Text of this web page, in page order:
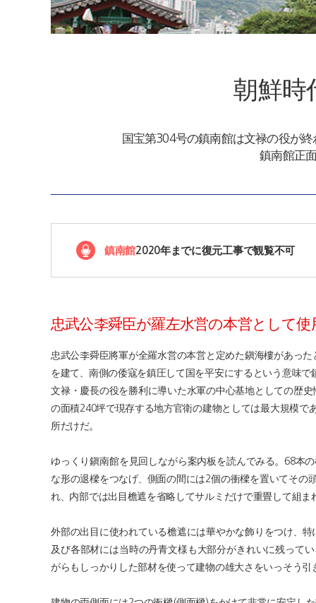
朝鮮時
国宝第304号の鎮南館は文禄の役が
鎮南館正
鎮南館2020年までに復元工事で観覧不可
忠武公李舜臣が羅左水営の本営として使
忠武公李舜臣將軍が全羅水営の本営と定めた鎭海樓があっ
を建て、南側の倭寇を鎮圧して国を平安にするという意味
文禄・慶長の役を勝利に導いた水軍の中心基地としての歴
の面積240坪で現存する地方官衛の建物としては最大規模で
所だけだ。
ゆっくり鎭南館を見回しながら案内板を読んでみる。68本
な形の退樑をつなげ、側面の間には2個の衝樑を置いてそ
れ、内部では出目檐遮を省略してサルミだけで重畳して組
外部の出目に使われている檐遮には華やかな飾りをつけ、
及び各部材には当時の丹青文様も大部分がきれいに残って
がらもしっかりした部材を使って建物の雄大さをいっそう引